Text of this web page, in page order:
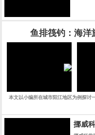
鱼排筏钓：海
本文以小编所在城市阳江地区为例探讨
挪威